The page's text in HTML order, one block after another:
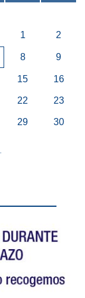
1 2
8 9
15 16
22 23
29 30